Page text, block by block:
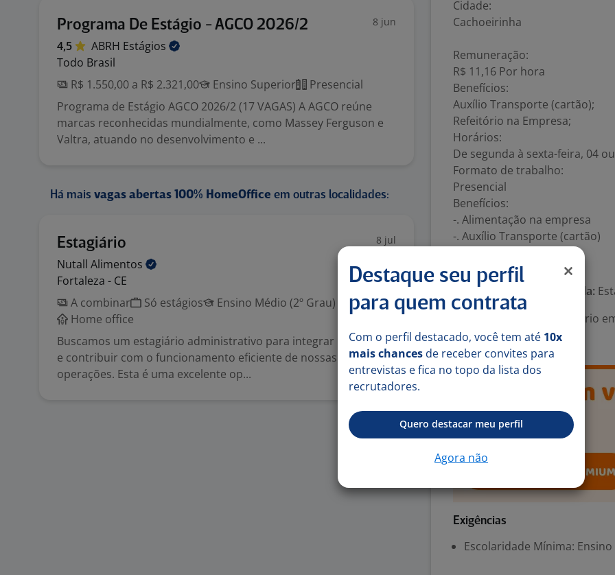
Programa De Estágio - AGCO 2026/2 8 jun
4,5 ABRH Estágios
Todo Brasil
R$ 1.550,00 a R$ 2.321,00
Ensino Superior
Presencial
Programa de Estágio AGCO 2026/2 (17 VAGAS) A AGCO reúne
marcas reconhecidas mundialmente, como Massey Ferguson e
Valtra, atuando no desenvolvimento e ...
Há mais vagas abertas 100% HomeOffice em outras localidades:
Estagiário 8 jul
Nutall Alimentos
Fortaleza - CE
A combinar
Só estágios
Ensino Médio (2º Grau)
Home office
Buscamos um estagiário administrativo para integrar nosso time
e contribuir com o funcionamento eficiente de nossas
operações. Esta é uma excelente op...
Cidade:
Cachoeirinha
Remuneração:
R$ 11,16 Por hora
Benefícios:
Auxílio Transporte (cartão);
Refeitório na Empresa;
Horários:
De segunda à sexta-feira, 04
Formato de trabalho:
Presencial
Benefícios:
-. Alimentação na empresa
-. Auxílio Transporte (cartão)
Número de vagas:
Tipo de contrato e Jornada:
Estagiário
Materiais
Exigências
Escolaridade Mínima:
Destaque seu perfil
para quem contrata
Com o perfil destacado, você tem até 10x
mais chances de receber convites para
entrevistas e fica no topo da lista dos
recrutadores.
Quero destacar meu perfil
Agora não